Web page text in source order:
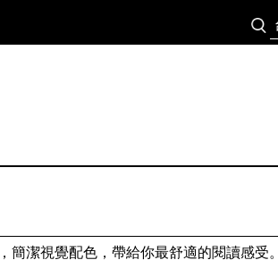
簡潔視覺配色，帶給你最舒適的閱讀感受。